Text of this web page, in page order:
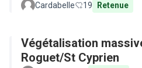
Cardabelle 19 Retenue
Végétalisation
Roguet/St Cyprien